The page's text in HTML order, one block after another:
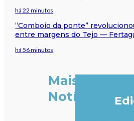
há 22 minutos
“Comboio da ponte”
entre margens do Tejo —
há 56 minutos
Mais
Notícias